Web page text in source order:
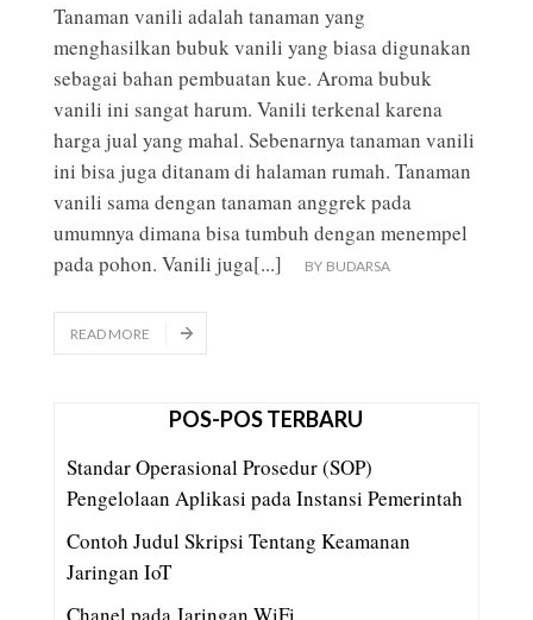
Tanaman vanili adalah tanaman yang
menghasilkan bubuk vanili yang biasa digunakan
sebagai bahan pembuatan kue. Aroma bubuk
vanili ini sangat harum. Vanili terkenal karena
harga jual yang mahal. Sebenarnya tanaman vanili
ini bisa juga ditanam di halaman rumah. Tanaman
vanili sama dengan tanaman anggrek pada
umumnya dimana bisa tumbuh dengan menempel
pada pohon. Vanili juga[...] BY BUDARSA
READ MORE
POS-POS TERBARU
Standar Operasional Prosedur (SOP)
Pengelolaan Aplikasi pada Instansi Pemerintah
Contoh Judul Skripsi Tentang Keamanan
Jaringan IoT
Chanel pada Jaringan WiFi